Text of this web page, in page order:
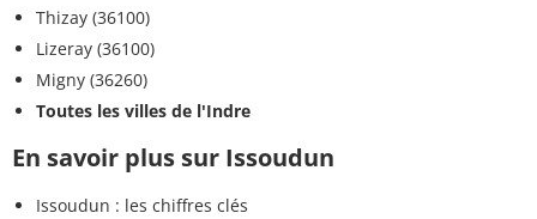
Thizay (36100)
Lizeray (36100)
Migny (36260)
Toutes les villes de l'Indre
En savoir plus sur Issoudun
Issoudun : les chiffres clés